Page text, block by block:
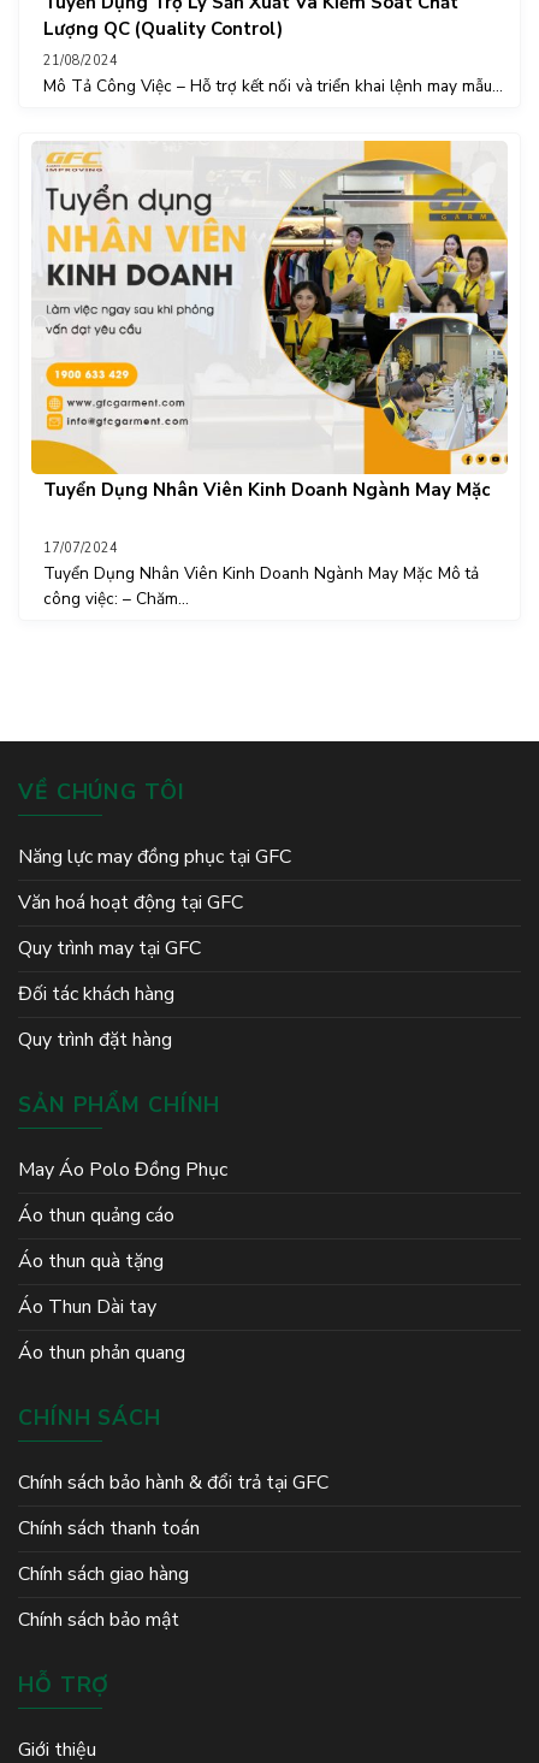
Lượng QC (Quality Control)
21/08/2024
Mô Tả Công Việc – Hỗ trợ kết nối và triển khai lệnh may mẫu...
Tuyển Dụng Nhân Viên Kinh Doanh Ngành May Mặc
17/07/2024
Tuyển Dụng Nhân Viên Kinh Doanh Ngành May Mặc Mô tả
công việc: – Chăm...
VỀ CHÚNG TÔI
Năng lực may đồng phục tại GFC
Văn hoá hoạt động tại GFC
Quy trình may tại GFC
Đối tác khách hàng
Quy trình đặt hàng
SẢN PHẨM CHÍNH
May Áo Polo Đồng Phục
Áo thun quảng cáo
Áo thun quà tặng
Áo Thun Dài tay
Áo thun phản quang
CHÍNH SÁCH
Chính sách bảo hành & đổi trả tại GFC
Chính sách thanh toán
Chính sách giao hàng
Chính sách bảo mật
HỖ TRỢ
Giới thiệu